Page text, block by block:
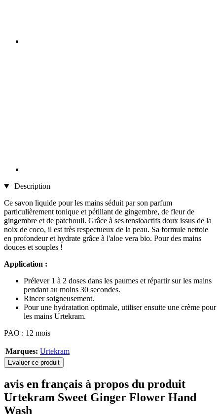
Description
Ce savon liquide pour les mains séduit par son parfum
particulièrement tonique et pétillant de gingembre, de fleur de
gingembre et de patchouli. Grâce à ses tensioactifs doux issus de la
noix de coco, il est très respectueux de la peau. Sa formule nettoie
en profondeur et hydrate grâce à l'aloe vera bio. Pour des mains
douces et souples !
Application :
Prélever 1 à 2 doses dans les paumes et répartir sur les mains
pendant au moins 30 secondes.
Rincer soigneusement.
Pour une hydratation optimale, utiliser ensuite une crème pour
les mains Urtekram.
PAO : 12 mois
Marques: Urtekram
Evaluer ce produit
avis en français à propos du produit
Urtekram Sweet Ginger Flower Hand
Wash